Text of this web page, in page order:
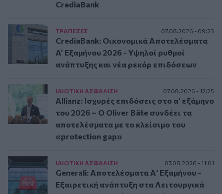
CrediaBank
ΤΡAΠΕΖΕΣ 07.08.2026 - 09:23
CrediaBank: Οικονομικά Αποτελέσματα
A’ Εξαμήνου 2026 - Υψηλοί ρυθμοί
ανάπτυξης και νέα ρεκόρ επιδόσεων
ΙΔΙΩΤΙΚΗ ΑΣΦAΛΙΣΗ 07.08.2026 - 12:25
Allianz: Ισχυρές επιδόσεις στο α’ εξάμηνο
του 2026 – Ο Oliver Bäte συνδέει τα
αποτελέσματα με το κλείσιμο του
«protection gap»
ΙΔΙΩΤΙΚΗ ΑΣΦAΛΙΣΗ 07.08.2026 - 11:01
Generali: Αποτελέσματα Α' Εξαμήνου -
Εξαιρετική ανάπτυξη στα Λειτουργικά